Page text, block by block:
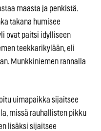
maasta ja penkistä.
takana humisee
ovat paitsi idylliseen
teekkarikylään, eli
Munkkiniemen rannalla
uimapaikka sijaitsee
missä rauhallisten pikku
lisäksi sijaitsee